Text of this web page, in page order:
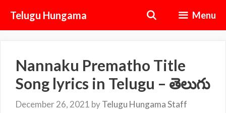
content
Telugu Hungama Menu
Nannaku Prematho Title
Song lyrics in Telugu – తెలుగు
December 26, 2021 byTelugu Hungama Staff